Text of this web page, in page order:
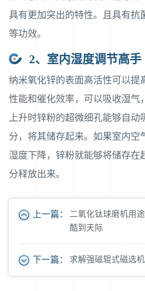
具有更加突出的特性。且具有抗
等功效。
2、室内湿度调节高手
纳米氧化锌的表面高活性可以提
性能和催化效率，可以吸收湿气
上升时锌粉的超微细孔能够自动
分，将其储存起来。如果室内空
湿度下降，锌粉就能够将储存在
分释放出来。
上一篇：
二氧化钛球磨机用
酷到天际
下一篇： 求解强磁辊式磁选